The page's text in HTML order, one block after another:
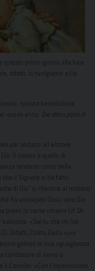
questo primo giorno alla luce
infatti, ci rivolgiamo a Lei
questa benedizione
nuovo anno: Dio abbia pietà di
per aiutarci ad entrare
Il rischio è quello di
rendersi conto della
il Signore ci ha fatto
di Dio” si riferisce al mistero
ha concepito Gesù vero Dio
preso la carne umana (cf Gv
salmista: «Sei tu che mi hai
Difatti, Cristo Gesù «pur
geloso la sua uguaglianza
condizione di servo e
il Concilio: «Con l’incarnazione